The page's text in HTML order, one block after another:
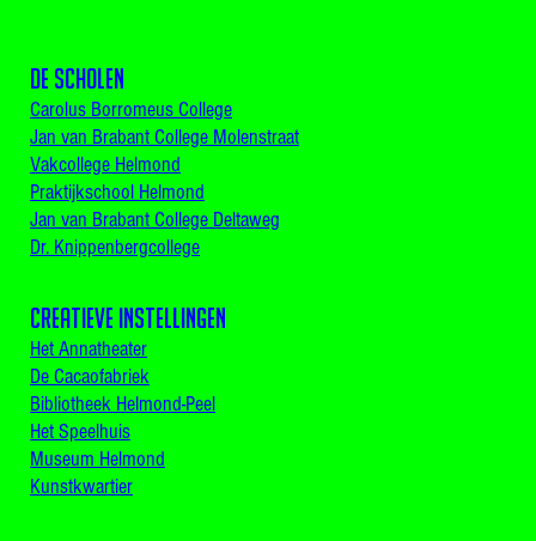
De scholen
Carolus Borromeus College
Jan van Brabant College Molenstraat
Vakcollege Helmond
Praktijkschool Helmond
Jan van Brabant College Deltaweg
Dr. Knippenbergcollege
Creatieve instellingen
Het Annatheater
De Cacaofabriek
Bibliotheek Helmond-Peel
Het Speelhuis
Museum Helmond
Kunstkwartier